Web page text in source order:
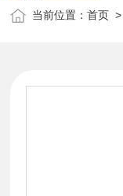
当前位置：首页 >